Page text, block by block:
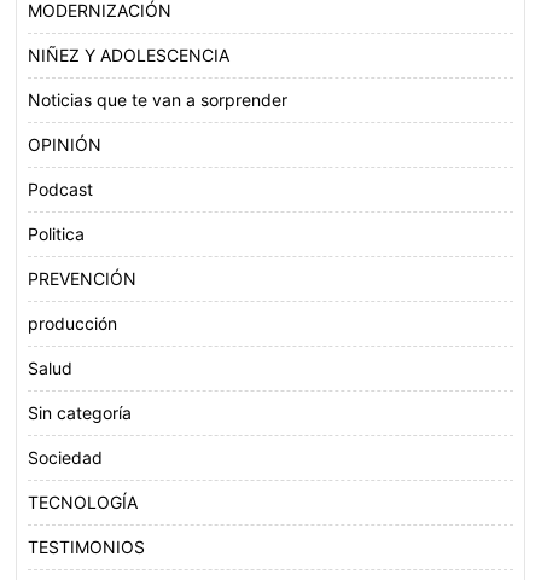
MODERNIZACIÓN
NIÑEZ Y ADOLESCENCIA
Noticias que te van a sorprender
OPINIÓN
Podcast
Politica
PREVENCIÓN
producción
Salud
Sin categoría
Sociedad
TECNOLOGÍA
TESTIMONIOS